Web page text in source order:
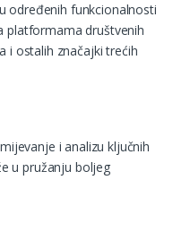
određenih funkcionalnosti
platformama društvenih
i ostalih značajki trećih
i analizu ključnih
u pružanju boljeg